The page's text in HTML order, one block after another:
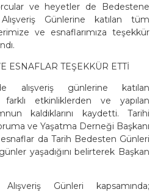
ve heyetler de Bedestene
Günlerine katılan tüm
ve esnaflarımıza teşekkür
ESNAFLAR TEŞEKKÜR ETTİ
alışveriş günlerine katılan
farklı etkinliklerden ve yapılan
kaldıklarını kaydetti. Tarihi
ve Yaşatma Derneği Başkanı
da Tarih Bedesten Günleri
yaşadığını belirterek Başkan
Günleri kapsamında;